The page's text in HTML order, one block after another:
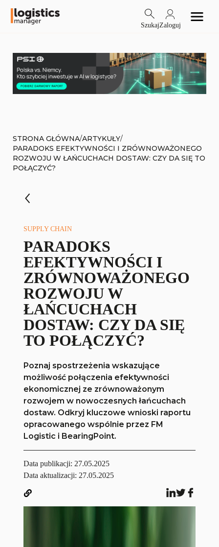
SzukajZaloguj
STRONA GŁÓWNA/ARTYKUŁY/
PARADOKS EFEKTYWNOŚCI I ZRÓWNOWAŻONEGO
ROZWOJU W ŁAŃCUCHACH DOSTAW: CZY DA SIĘ TO
POŁĄCZYĆ?
SUPPLY CHAIN
PARADOKS
EFEKTYWNOŚCI I
ZRÓWNOWAŻONEGO
ROZWOJU W
ŁAŃCUCHACH
DOSTAW: CZY DA SIĘ
TO POŁĄCZYĆ?
Poznaj spostrzeżenia wskazujące
możliwość połączenia efektywności
ekonomicznej ze zrównoważonym
rozwojem w nowoczesnych łańcuchach
dostaw. Odkryj kluczowe wnioski raportu
opracowanego wspólnie przez FM
Logistic i BearingPoint.
Data publikacji: 27.05.2025
Data aktualizacji: 27.05.2025